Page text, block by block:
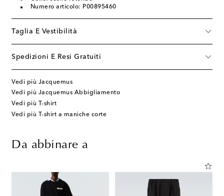
Numero articolo: P00895460
Taglia E Vestibilità
Spedizioni E Resi Gratuiti
Vedi più Jacquemus
Vedi più Jacquemus Abbigliamento
Vedi più T-shirt
Vedi più T-shirt a maniche corte
Da abbinare a